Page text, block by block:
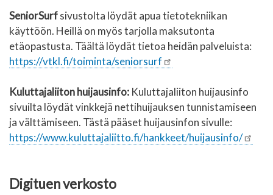
SeniorSurfsivustolta löydät apua tietotekniikan
käyttöön. Heillä on myös tarjolla maksutonta
etäopastusta. Täältä löydät tietoa heidän palveluista:
https://vtkl.fi/toiminta/seniorsurf
Kuluttajaliiton huijausinfo: Kuluttajaliiton huijausinfo
sivuilta löydät vinkkejä nettihuijauksen tunnistamiseen
ja välttämiseen. Tästä pääset huijausinfon sivulle:
https://www.kuluttajaliitto.fi/hankkeet/huijausinfo/
Digituen verkosto